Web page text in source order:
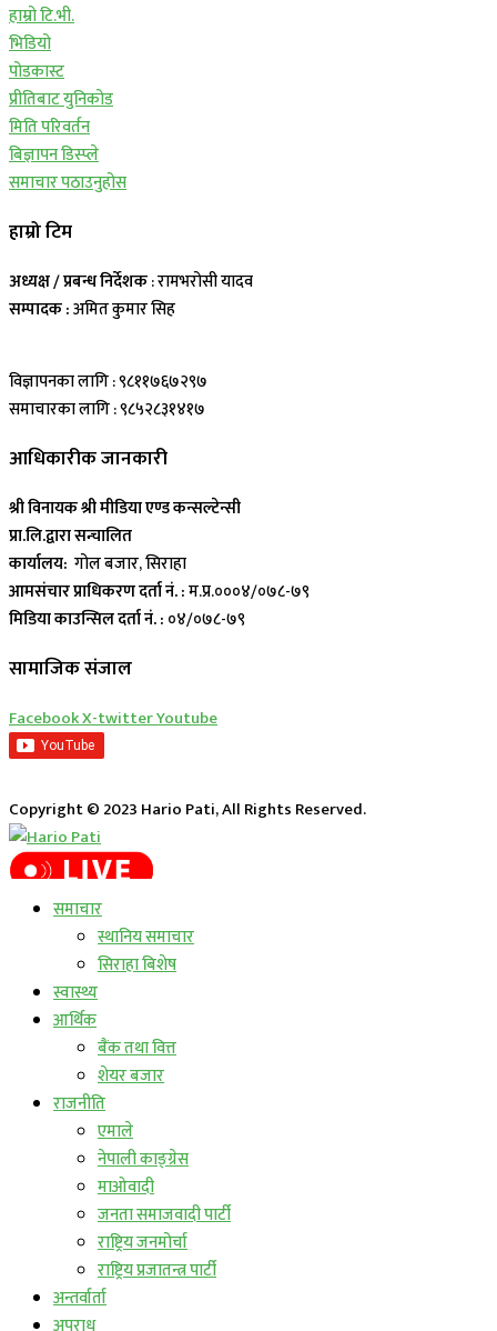
हाम्रो टि.भी.
भिडियो
पोडकास्ट
प्रीतिबाट युनिकोड
मिति परिवर्तन
बिज्ञापन डिस्प्ले
समाचार पठाउनुहोस
हाम्रो टिम
अध्यक्ष / प्रबन्ध निर्देशक: रामभरोसी यादव
सम्पादक :अमित कुमार सिह
विज्ञापनका लागि : ९८११७६७२९७
समाचारका लागि : ९८५२८३१४१७
आधिकारीक जानकारी
श्री विनायक श्री मीडिया एण्ड कन्सल्टेन्सी
प्रा.लि.द्वारा सन्चालित
कार्यालय: गोल बजार, सिराहा
आमसंचार प्राधिकरण दर्ता नं. :म.प्र.०००४/०७८-७९
मिडिया काउन्सिल दर्ता नं. : ०४/०७८-७९
सामाजिक संजाल
FacebookX-twitterYoutube
Copyright © 2023 Hario Pati, All Rights Reserved.
लाईभ कार्यक्रम
समाचार
स्थानिय समाचार
सिराहा बिशेष
स्वास्थ्य
आर्थिक
बैंक तथा वित्त
शेयर बजार
राजनीति
एमाले
नेपाली काङ्ग्रेस
माओवादी
जनता समाजवादी पार्टी
राष्ट्रिय जनमोर्चा
राष्ट्रिय प्रजातन्त्र पार्टी
अन्तर्वार्ता